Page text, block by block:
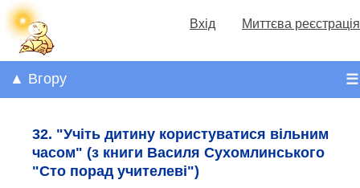
Вхід Миттєва реєстрація
☰
▲ Вгору
32. "Учіть дитину користуватися вільним
часом" (з книги Василя Сухомлинського
"Сто порад учителеві")